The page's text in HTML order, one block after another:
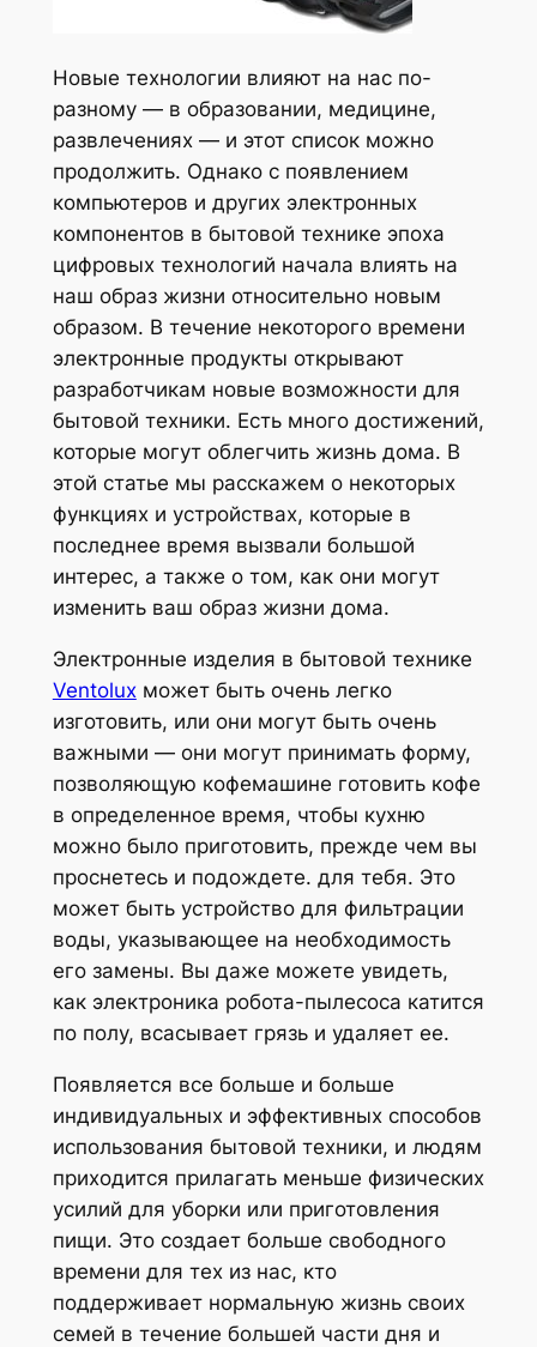
Новые технологии влияют на нас по-
разному — в образовании, медицине,
развлечениях — и этот список можно
продолжить. Однако с появлением
компьютеров и других электронных
компонентов в бытовой технике эпоха
цифровых технологий начала влиять на
наш образ жизни относительно новым
образом. В течение некоторого времени
электронные продукты открывают
разработчикам новые возможности для
бытовой техники. Есть много достижений,
которые могут облегчить жизнь дома. В
этой статье мы расскажем о некоторых
функциях и устройствах, которые в
последнее время вызвали большой
интерес, а также о том, как они могут
изменить ваш образ жизни дома.
Электронные изделия в бытовой технике
Ventoluxможет быть очень легко
изготовить, или они могут быть очень
важными — они могут принимать форму,
позволяющую кофемашине готовить кофе
в определенное время, чтобы кухню
можно было приготовить, прежде чем вы
проснетесь и подождете. для тебя. Это
может быть устройство для фильтрации
воды, указывающее на необходимость
его замены. Вы даже можете увидеть,
как электроника робота-пылесоса катится
по полу, всасывает грязь и удаляет ее.
Появляется все больше и больше
индивидуальных и эффективных способов
использования бытовой техники, и людям
приходится прилагать меньше физических
усилий для уборки или приготовления
пищи. Это создает больше свободного
времени для тех из нас, кто
поддерживает нормальную жизнь своих
семей в течение большей части дня и